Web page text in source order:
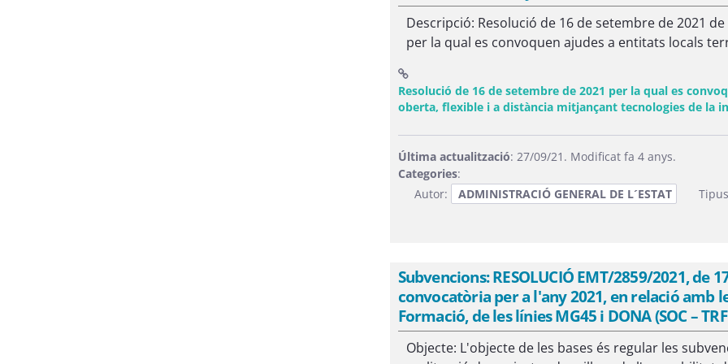
Descripció: Resolució de 16 de setembre de 2021
per la qual es convoquen ajudes a entitats locals
Resolució de 16 de setembre de 2021 per la qual es
oberta, flexible i a distància mitjançant tecnologies de la
Última actualització: 27/09/21. Modificat fa 4 anys.
Categories:
Autor:
ADMINISTRACIÓ GENERAL DE L´ESTAT
Subvencions: RESOLUCIÓ EMT/2859/2021, de
convocatòria per a l'any 2021, en relació amb
Formació, de les línies MG45 i DONA (SOC –
Objecte: L'objecte de les bases és regular les